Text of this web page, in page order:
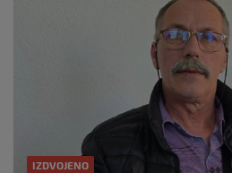
IZDVOJENO